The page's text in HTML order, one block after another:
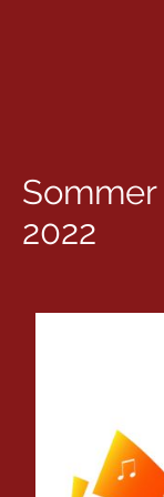
Sommer
2022